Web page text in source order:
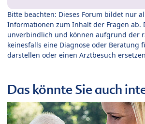
Bitte beachten: Dieses Forum bildet nur
Informationen zum Inhalt der Fragen ab.
unverbindlich und können aufgrund der
keinesfalls eine Diagnose oder Beratung
darstellen oder einen Arztbesuch
Das könnte Sie auch